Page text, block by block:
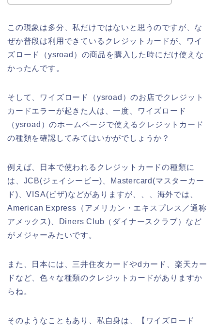
この現象は多分、私だけではないと思うのですが、な
ぜか普段は利用できているクレジットカードが、ワイ
ズロード（ysroad）の商品を購入した時にだけ使えな
かったんです。
そして、ワイズロード（ysroad）のお店でクレジット
カードエラーが起きた人は、一度、ワイズロード
（ysroad）のホームページで使えるクレジットカード
の種類を確認してみてはいかがでしょうか？
例えば、日本で使われるクレジットカードの種類に
は、JCB(ジェイシービー)、Mastercard(マスターカー
ド)、VISA(ビザ)などがありますが、、、海外では、
American Express（アメリカン・エキスプレス／通称
アメックス)、Diners Club（ダイナースクラブ）など
がメジャーみたいです。
また、日本には、三井住友カードやdカード、楽天カー
ドなど、色々な種類のクレジットカードがありますか
らね。
そのようなこともあり、私自身は、【ワイズロード